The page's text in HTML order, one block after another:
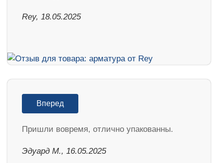
Rey, 18.05.2025
Вперед
Пришли вовремя, отлично упакованны.
Эдуард М., 16.05.2025